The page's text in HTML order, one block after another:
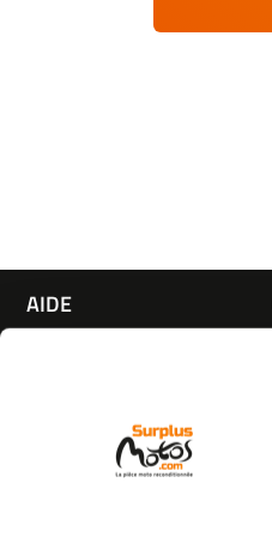
AIDE
Mentions légales
Vie privée